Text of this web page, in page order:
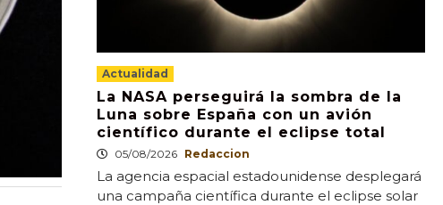
Actualidad
La NASA perseguirá la sombra de la
Luna sobre España con un avión
científico durante el eclipse total
05/08/2026 Redaccion
La agencia espacial estadounidense desplegará
una campaña científica durante el eclipse solar